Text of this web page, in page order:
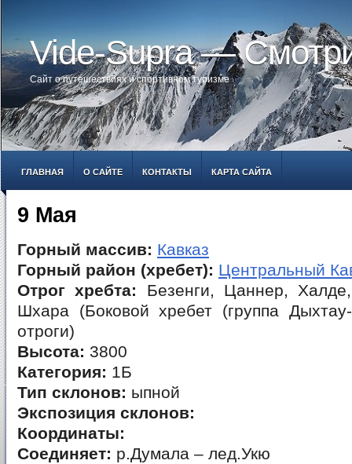
Vide-Supra —
Сайт о путешествиях и спортивном туризме
ГЛАВНАЯ О САЙТЕ КОНТАКТЫ КАРТА САЙТА
9 Мая
Горный массив: Кавказ
Горный район (хребет): Центральный
Отрог хребта: Безенги, Цаннер,
Шхара (Боковой хребет (группа
отроги)
Высота: 3800
Категория: 1Б
Тип склонов: ыпной
Экспозиция склонов:
Координаты:
Соединяет: р.Думала – лед.Укю